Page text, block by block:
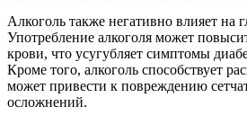
Алкоголь также негативно влияет на
Употребление алкоголя может
крови, что усугубляет симптомы
Кроме того, алкоголь способствует
может привести к повреждению
осложнений.